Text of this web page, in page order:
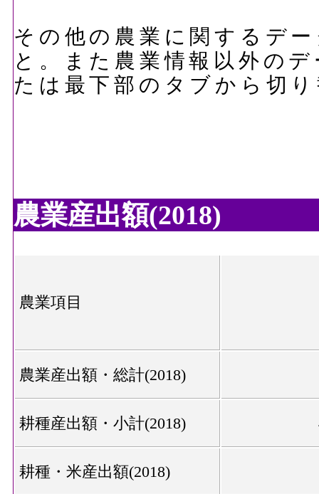
その他の農業に関するデ
と。また農業情報以外の
たは最下部のタブから切
農業産出額(2018)
農業項目
農業産出額・総計(2018)
耕種産出額・小計(2018)
耕種・米産出額(2018)